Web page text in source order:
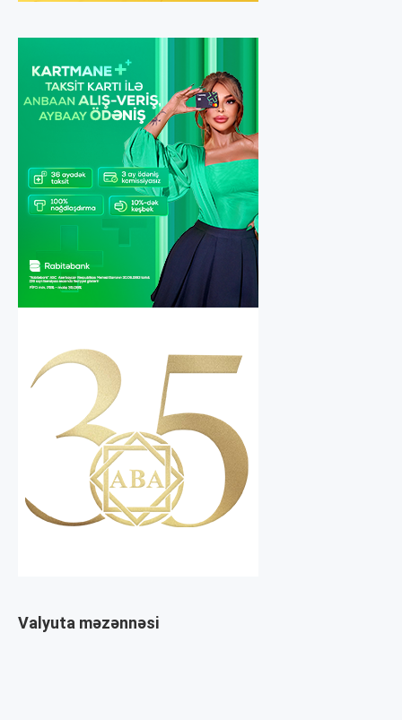
Valyuta məzənnəsi